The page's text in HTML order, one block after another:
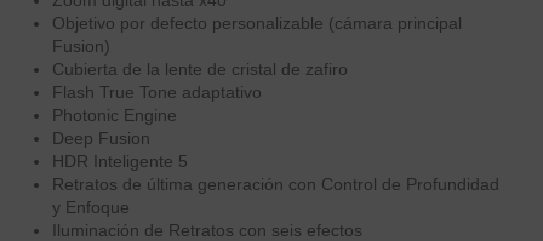
Objetivo por defecto personalizable (cámara principal
Fusion)
Cubierta de la lente de cristal de zafiro
Flash True Tone adaptativo
Photonic Engine
Deep Fusion
HDR Inteligente 5
Retratos de última generación con Control de Profundidad
y Enfoque
Iluminación de Retratos con seis efectos